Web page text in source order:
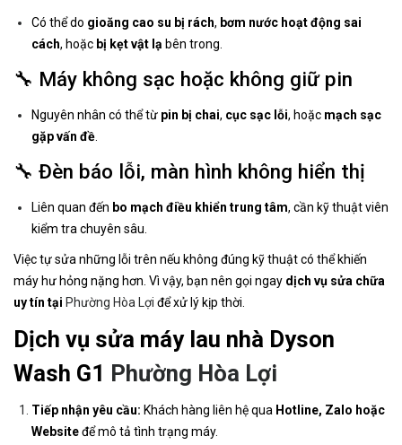
Có thể do gioăng cao su bị rách, bơm nước hoạt động sai
cách, hoặc bị kẹt vật lạ bên trong.
🔧 Máy không sạc hoặc không giữ pin
Nguyên nhân có thể từ pin bị chai, cục sạc lỗi, hoặc mạch sạc
gặp vấn đề.
🔧 Đèn báo lỗi, màn hình không hiển thị
Liên quan đến bo mạch điều khiển trung tâm, cần kỹ thuật viên
kiểm tra chuyên sâu.
Việc tự sửa những lỗi trên nếu không đúng kỹ thuật có thể khiến
máy hư hỏng nặng hơn. Vì vậy, bạn nên gọi ngay dịch vụ sửa chữa
uy tín tại Phường Hòa Lợi để xử lý kịp thời.
Dịch vụ sửa máy lau nhà Dyson
Wash G1 Phường Hòa Lợi
Tiếp nhận yêu cầu: Khách hàng liên hệ qua Hotline, Zalo hoặc
Websiteđể mô tả tình trạng máy.